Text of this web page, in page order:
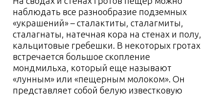
Другое
Снаряжение для посещения
пещеры